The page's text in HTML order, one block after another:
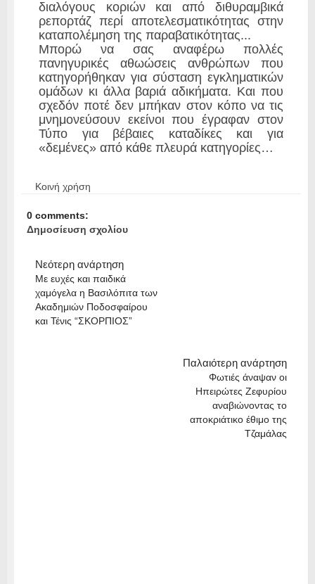
διαλόγους κοριών και από διθυραμβικά
ρεπορτάζ περί αποτελεσματικότητας στην
καταπολέμηση της παραβατικότητας...
Μπορώ να σας αναφέρω πολλές
πανηγυρικές αθωώσεις ανθρώπων που
κατηγορήθηκαν για σύσταση εγκληματικών
ομάδων κι άλλα βαριά αδικήματα. Και που
σχεδόν ποτέ δεν μπήκαν στον κόπο να τις
μνημονεύσουν εκείνοι που έγραφαν στον
Τύπο για βέβαιες καταδίκες και για
«δεμένες» από κάθε πλευρά κατηγορίες…
Κοινή χρήση
0 comments:
Δημοσίευση σχολίου
Νεότερη ανάρτηση
Με ευχές και παιδικά
χαμόγελα η Βασιλόπιτα των
Ακαδημιών Ποδοσφαίρου
και Τένις “ΣΚΟΡΠΙΟΣ”
Παλαιότερη ανάρτηση
Φωτιές άναψαν οι
Ηπειρώτες Ζεφυρίου
αναβιώνοντας το
αποκριάτικο έθιμο της
Τζαμάλας